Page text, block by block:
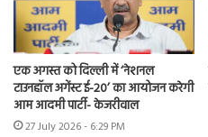
एक अगस्त को दिल्ली में ‘नेशनल
टाउनहॉल अगेंस्ट ई-20’ का आयोजन करेगी
आम आदमी पार्टी- केजरीवाल
27 July 2026 - 6:29 PM